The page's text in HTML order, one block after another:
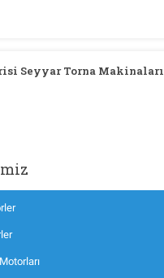
Seyyar Torna Makinaları